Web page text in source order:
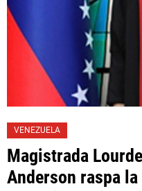
VENEZUELA
Magistrada
Anderson raspa